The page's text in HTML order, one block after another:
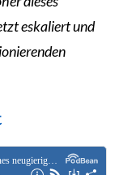
eskaliert und